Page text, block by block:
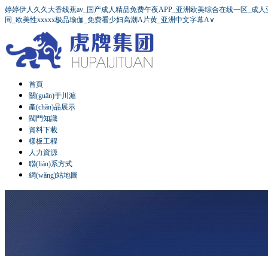
婷婷伊人久久大香线蕉av_国产成人精品免费午夜APP_亚洲欧美综合在线一区_成
同_欧美性xxxxx极品瑜伽_免费看少妇高潮A片黄_亚洲中文字幕A∨
首頁
關(guān)于川滬
產(chǎn)品展示
閥門知識
資料下載
樣板工程
人力資源
聯(lián)系方式
網(wǎng)站地圖